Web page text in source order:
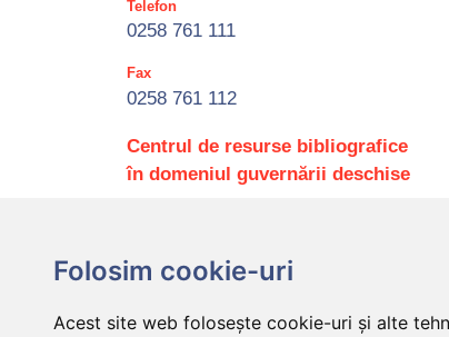
Folosim cookie-uri
Acest site web folosește cookie-uri și alte
Telefon
0258 761 111
Fax
0258 761 112
Centrul de resurse bibliografice
în domeniul guvernării deschise